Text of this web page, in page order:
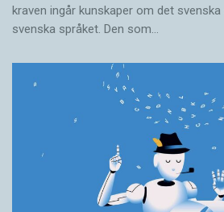
kraven ingår kunskaper om det
svenska språket. Den som…